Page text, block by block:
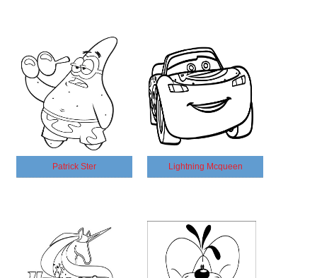
Patrick Ster Lightning Mcqueen